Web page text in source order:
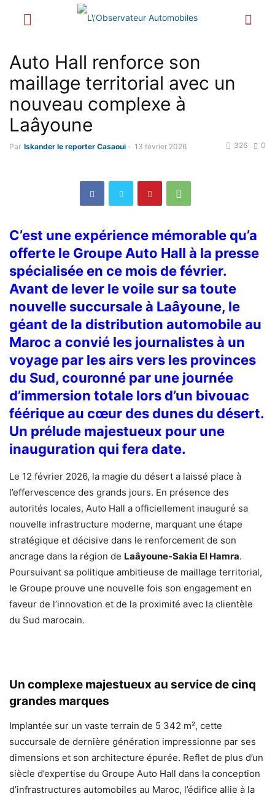
Auto Hall renforce son
maillage territorial avec un
nouveau complexe à
Laâyoune
Par Iskander le reporter Casaoui - 13 février 2026 0
326
C’est une expérience mémorable qu’a
offerte le Groupe Auto Hall à la presse
spécialisée en ce mois de février.
Avant de lever le voile sur sa toute
nouvelle succursale à Laâyoune, le
géant de la distribution automobile au
Maroc a convié les journalistes à un
voyage par les airs vers les provinces
du Sud, couronné par une journée
d’immersion totale lors d’un bivouac
féérique au cœur des dunes du désert.
Un prélude majestueux pour une
inauguration qui fera date.
Le 12 février 2026, la magie du désert a laissé place à
l’effervescence des grands jours. En présence des
autorités locales, Auto Hall a officiellement inauguré sa
nouvelle infrastructure moderne, marquant une étape
stratégique et décisive dans le renforcement de son
ancrage dans la région de Laâyoune-Sakia El Hamra.
Poursuivant sa politique ambitieuse de maillage territorial,
le Groupe prouve une nouvelle fois son engagement en
faveur de l’innovation et de la proximité avec la clientèle
du Sud marocain.
Un complexe majestueux au service de cinq
grandes marques
Implantée sur un vaste terrain de 5 342 m², cette
succursale de dernière génération impressionne par ses
dimensions et son architecture épurée. Reflet de plus d’un
siècle d’expertise du Groupe Auto Hall dans la conception
d’infrastructures automobiles au Maroc, l’édifice allie à la